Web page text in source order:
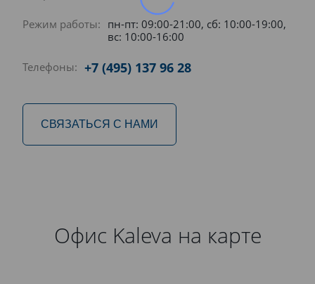
Режим работы: пн-пт: 09:00-21:00, сб: 10:00-19:00,
вс: 10:00-16:00
Телефоны: +7 (495) 137 96 28
СВЯЗАТЬСЯ С НАМИ
Офис Kaleva на карте